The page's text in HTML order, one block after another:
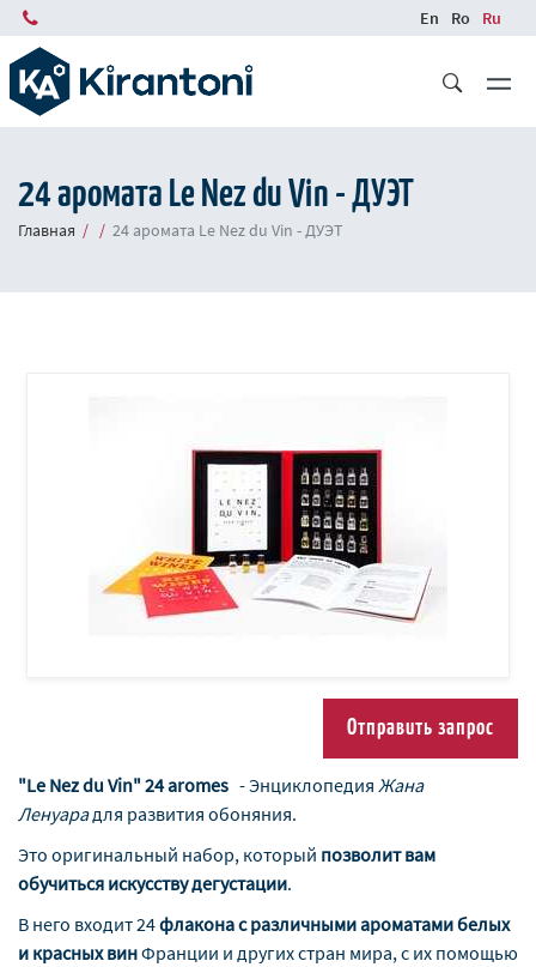
Skip
to
main
content
En Ro Ru
24 аромата Le Nez du Vin - ДУЭТ
Breadcrumb
Главная 24 аромата Le Nez du Vin - ДУЭТ
Отправить запрос
"Le Nez du Vin" 24 aromes - Энциклопедия Жана
Ленуарадля развития обоняния.
Это оригинальный набор, который позволит вам
обучиться искусству дегустации.
В него входит 24флакона с различными ароматами белых
и красных винФранции и других стран мира, с их помощью